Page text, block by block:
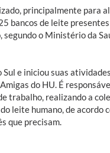
principalmente para
bancos de leite
o Ministério da
Sul e iniciou suas
do HU. É
trabalho, realizando a
leite humano, de acordo
que precisam.